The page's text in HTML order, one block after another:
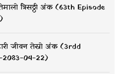
त्रिसठ्ठी अंक (63th Episode
जीवन तेस्रो अंक (3rdd
2083-04-22)